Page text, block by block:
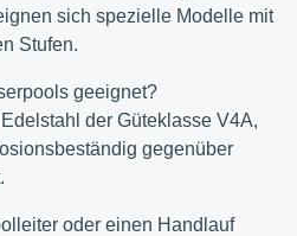
sich spezielle Modelle mit
Stufen.
geeignet?
der Güteklasse V4A,
gegenüber
oder einen Handlauf